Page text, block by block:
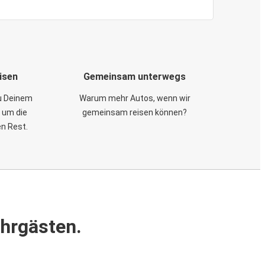
Deinem
die
Rest.
Gemeinsam unterwegs
Warum mehr Autos, wenn wir
gemeinsam reisen können?